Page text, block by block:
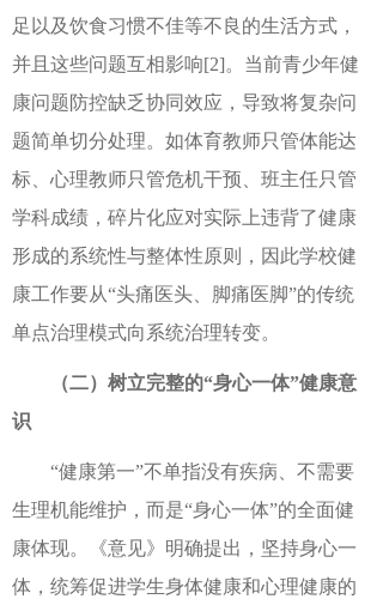
足以及饮食习惯不佳等不良的生活方式，
并且这些问题互相影响[2]。当前青少年健
康问题防控缺乏协同效应，导致将复杂问
题简单切分处理。如体育教师只管体能达
标、心理教师只管危机干预、班主任只管
学科成绩，碎片化应对实际上违背了健康
形成的系统性与整体性原则，因此学校健
康工作要从“头痛医头、脚痛医脚”的传统
单点治理模式向系统治理转变。
（二）树立完整的“身心一体”健康意
识
“健康第一”不单指没有疾病、不需要
生理机能维护，而是“身心一体”的全面健
康体现。《意见》明确提出，坚持身心一
体，统筹促进学生身体健康和心理健康的